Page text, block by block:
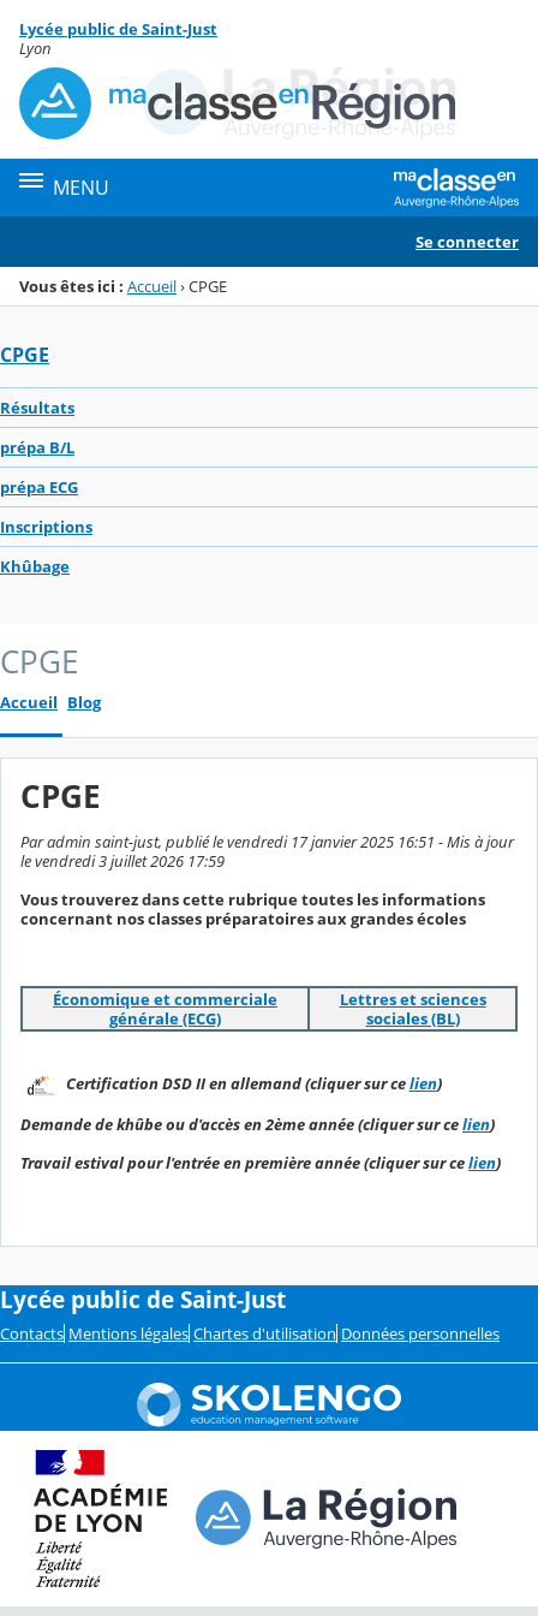
Menu de la rubrique
Contenu
Lycée public de Saint-Just
Lyon
MENU
Se connecter
Vous êtes ici : Accueil›CPGE
CPGE
Résultats
prépa B/L
prépa ECG
Inscriptions
Khûbage
CPGE
Accueil Blog
CPGE
Par admin saint-just, publié le vendredi 17 janvier 2025 16:51 - Mis à jour
le vendredi 3 juillet 2026 17:59
Vous trouverez dans cette rubrique toutes les informations
concernant nos classes préparatoires aux grandes écoles
Économique et commerciale
générale (ECG)
Lettres et sciences
sociales (BL)
Certification DSD II en allemand (cliquer sur celien)
Demande de khûbe ou d'accès en 2ème année (cliquer sur celien)
Travail estival pour l'entrée en première année (cliquer sur celien)
Lycée public de Saint-Just
Contacts Mentions légales Chartes d'utilisation Données personnelles